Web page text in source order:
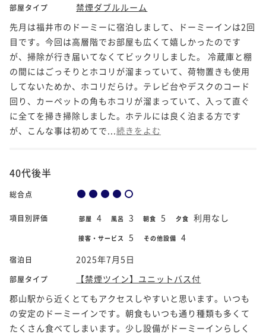
部屋タイプ
禁煙ダブルルーム
先月は福井市のドーミーに宿泊しまして、ドーミーインは2回
目です。今回は高層階でお部屋も広くて嬉しかったのです
が、掃除が行き届いてなくてビックリしました。 冷蔵庫と棚
の間にはごっそりとホコリが溜まっていて、荷物置きも使用
してないためか、ホコリだらけ。テレビ台やデスクのコード
回り、カーペットの角もホコリが溜まっていて、入って直ぐ
に全てを掃き掃除しました。ホテルには良く泊まる方です
が、こんな事は初めてで... 続きをよむ
40代後半
総合点
項目別評価 部屋 4 風呂 3 朝食 5 夕食 利用なし
接客・サービス 5 その他設備 4
宿泊日 2025年7月5日
部屋タイプ
【禁煙ツイン】ユニットバス付
郡山駅から近くとてもアクセスしやすいと思います。いつも
の安定のドーミーインです。朝食もいつも通り種類も多くて
たくさん食べてしまいます。少し設備がドーミーインらしく